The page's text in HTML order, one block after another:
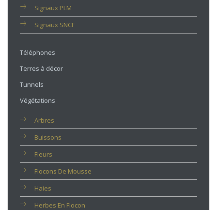
Signaux PLM
Signaux SNCF
Téléphones
Terres à décor
Tunnels
Végétations
Arbres
Buissons
Fleurs
Flocons De Mousse
Haies
Herbes En Flocon